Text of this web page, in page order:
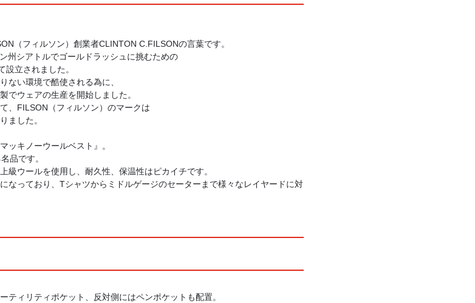
（フィルソン）創業者CLINTON C.FILSONの言葉です。
州シアトルでゴールドラッシュに挑むための
設立されました。
ない環境で酷使される為に、
でウェアの生産を開始しました。
、FILSON（フィルソン）のマークは
ました。
ッキノーウールベスト』。
品です。
級ウールを使用し、耐久性、保温性はピカイチです。
なっており、Tシャツからミドルゲージのセーターまで様々なレイヤードに対
ティリティポケット、反対側にはペンポケットも配置。